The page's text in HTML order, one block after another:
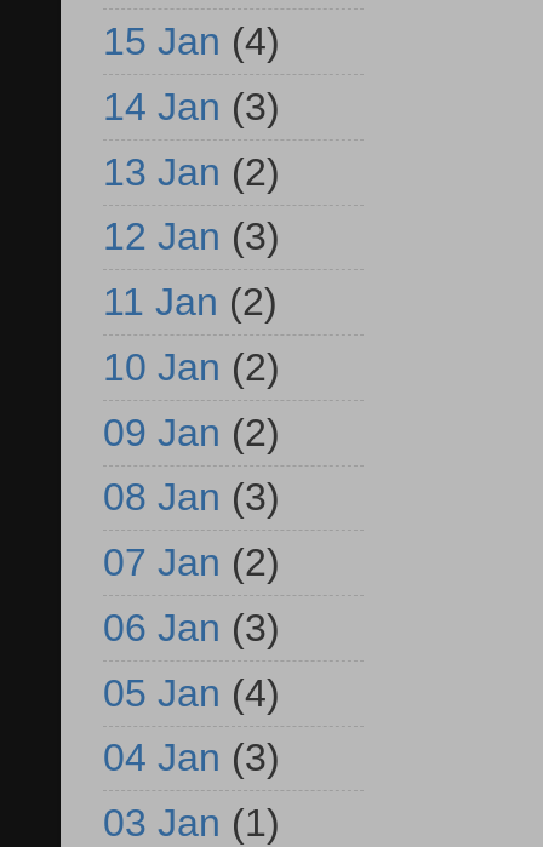
15 Jan (4)
14 Jan (3)
13 Jan (2)
12 Jan (3)
11 Jan (2)
10 Jan (2)
09 Jan (2)
08 Jan (3)
07 Jan (2)
06 Jan (3)
05 Jan (4)
04 Jan (3)
03 Jan (1)